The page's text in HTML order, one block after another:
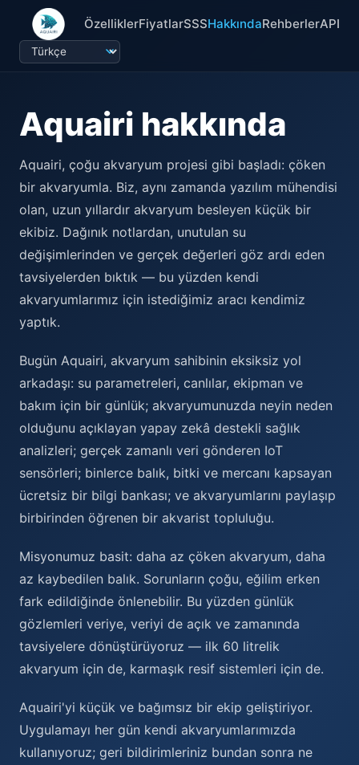
ÖzelliklerFiyatlarSSSHakkındaRehberlerAPI
Aquairi hakkında
Aquairi, çoğu akvaryum projesi gibi başladı: çöken
bir akvaryumla. Biz, aynı zamanda yazılım mühendisi
olan, uzun yıllardır akvaryum besleyen küçük bir
ekibiz. Dağınık notlardan, unutulan su
değişimlerinden ve gerçek değerleri göz ardı eden
tavsiyelerden bıktık — bu yüzden kendi
akvaryumlarımız için istediğimiz aracı kendimiz
yaptık.
Bugün Aquairi, akvaryum sahibinin eksiksiz yol
arkadaşı: su parametreleri, canlılar, ekipman ve
bakım için bir günlük; akvaryumunuzda neyin neden
olduğunu açıklayan yapay zekâ destekli sağlık
analizleri; gerçek zamanlı veri gönderen IoT
sensörleri; binlerce balık, bitki ve mercanı kapsayan
ücretsiz bir bilgi bankası; ve akvaryumlarını paylaşıp
birbirinden öğrenen bir akvarist topluluğu.
Misyonumuz basit: daha az çöken akvaryum, daha
az kaybedilen balık. Sorunların çoğu, eğilim erken
fark edildiğinde önlenebilir. Bu yüzden günlük
gözlemleri veriye, veriyi de açık ve zamanında
tavsiyelere dönüştürüyoruz — ilk 60 litrelik
akvaryum için de, karmaşık resif sistemleri için de.
Aquairi'yi küçük ve bağımsız bir ekip geliştiriyor.
Uygulamayı her gün kendi akvaryumlarımızda
kullanıyoruz; geri bildirimleriniz bundan sonra ne